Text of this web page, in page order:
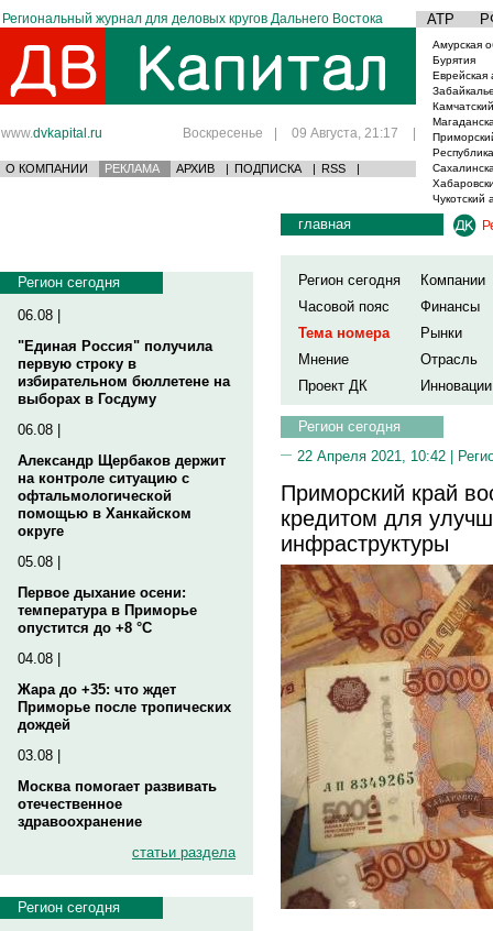
Региональный журнал для деловых кругов Дальнего Востока АТР
www.dvkapital.ru Воскресенье | 09 Августа, 21:17 |
О КОМПАНИИ РЕКЛАМА АРХИВ | ПОДПИСКА | RSS |
Амурская
Бурятия
Еврейская
Чукотский
Регион сегодня
06.08 |
"Единая Россия" получила
первую строку в
избирательном бюллетене на
выборах в Госдуму
06.08 |
Александр Щербаков держит
на контроле ситуацию с
офтальмологической
помощью в Ханкайском
округе
05.08 |
Первое дыхание осени:
температура в Приморье
опустится до +8 °C
04.08 |
Жара до +35: что ждет
Приморье после тропических
дождей
03.08 |
Москва помогает развивать
отечественное
здравоохранение
статьи раздела
Регион сегодня
главная
Регион сегодня
Компании
Часовой пояс
Финансы
Тема номера
Рынки
Мнение
Отрасль
Проект ДК
Инновации
Регион сегодня
22 Апреля 2021, 10:42 |
Приморский край
кредитом для
инфраструктуры